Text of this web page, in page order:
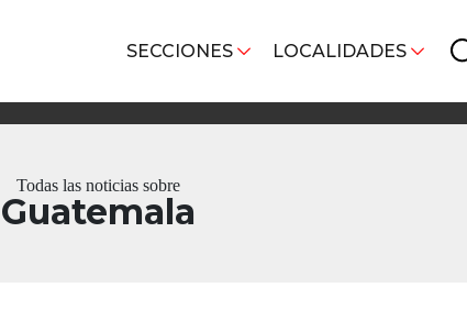
SECCIONES LOCALIDADES
Todas las noticias sobre
Guatemala